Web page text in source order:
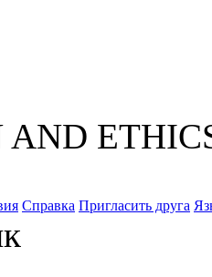
Справка Пригласить друга